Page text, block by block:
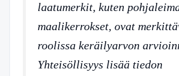
laatumerkit, kuten
maalikerrokset, ovat
roolissa keräilyarvon
Yhteisöllisyys lisää tiedon